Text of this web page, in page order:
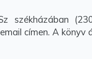
székházában
címen. A